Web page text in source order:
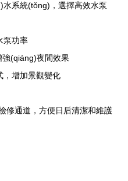
系統(tǒng)，選擇高效水泵
泵功率
(qiáng)夜間效果
，增加景觀變化
修通道，方便日后清潔和維護